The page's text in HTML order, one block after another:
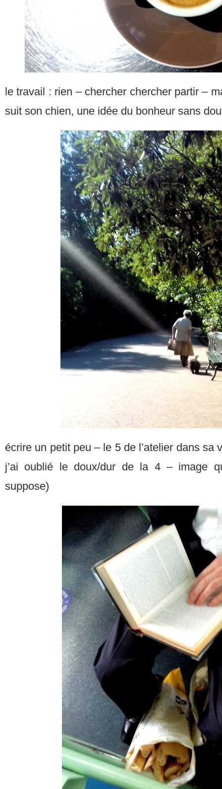
le travail : rien – chercher chercher partir –
suit son chien, une idée du bonheur sans
écrire un petit peu – le 5 de l’atelier dans sa
j’ai oublié le doux/dur de la 4 – image
suppose)